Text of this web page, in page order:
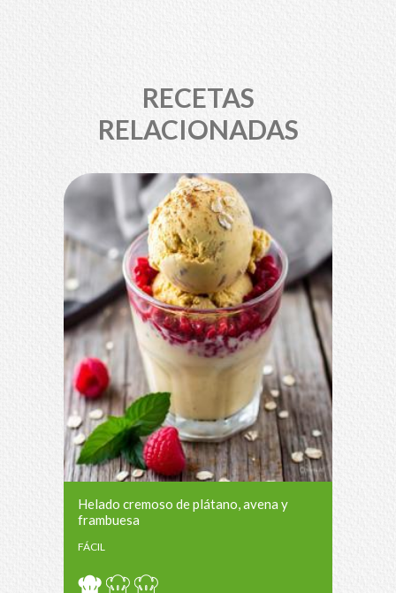
RECETAS
RELACIONADAS
Helado cremoso de plátano, avena y
frambuesa
FÁCIL